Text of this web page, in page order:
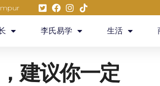
李氏易学 生活
建议你一定